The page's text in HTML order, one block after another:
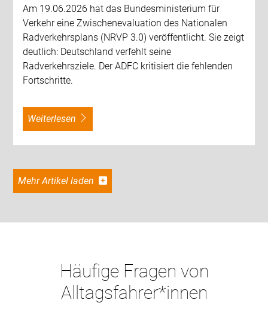
Am 19.06.2026 hat das Bundesministerium für
Verkehr eine Zwischenevaluation des Nationalen
Radverkehrsplans (NRVP 3.0) veröffentlicht. Sie zeigt
deutlich: Deutschland verfehlt seine
Radverkehrsziele. Der ADFC kritisiert die fehlenden
Fortschritte.
weiterlesen
Mehr Artikel laden
Häufige Fragen von
Alltagsfahrer*innen